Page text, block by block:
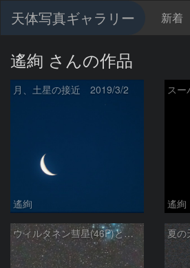
天体写真ギャラリー 新着
遙絢 さんの作品
月、土星の接近 2019/3/2
遙絢
ス
遙絢
ウィルタネン彗星(46P)とプレアデス星団 夏の